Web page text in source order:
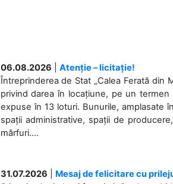
06.08.2026
Atenție – licitație!
Întreprinderea de Stat „Calea Ferată din
privind darea în locațiune, pe un
expuse în 13 loturi. Bunurile, amplasate
spații administrative, spații de
mărfuri....
31.07.2026
Mesaj de felicitare cu